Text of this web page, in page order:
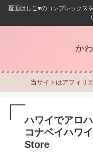
覆面はしこ♥のコンプレックス
か
当サイトはアフィリ
ハワイでアロ
コナベイハワ
Store